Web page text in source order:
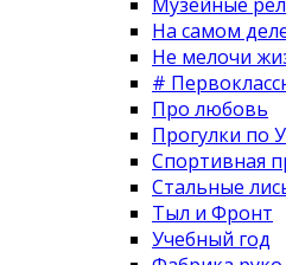
На самом
Не мелочи
#
Про любовь
Прогулки по
Спортивная
Стальные
Тыл и Фронт
Учебный год